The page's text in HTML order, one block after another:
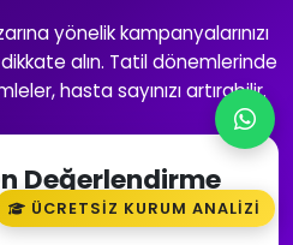
yönelik kampanyalarınızı
alın. Tatil dönemlerinde
hasta sayınızı artırabilir.
Değerlendirme
ÜCRETSIZ KURUM ANALIZI